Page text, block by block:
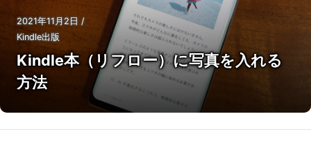
2021年11月2日/
Kindle出版
Kindle本（リフロー）に写真を入れる
方法